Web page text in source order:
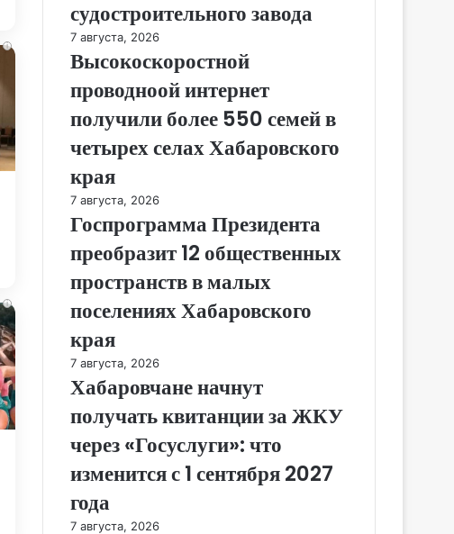
i
i
судостроительного завода
7 августа, 2026
Высокоскоростной
проводноой интернет
получили более 550 семей в
четырех селах Хабаровского
края
7 августа, 2026
Госпрограмма Президента
преобразит 12 общественных
пространств в малых
поселениях Хабаровского
края
7 августа, 2026
Хабаровчане начнут
получать квитанции за ЖКУ
через «Госуслуги»: что
изменится с 1 сентября 2027
года
7 августа, 2026